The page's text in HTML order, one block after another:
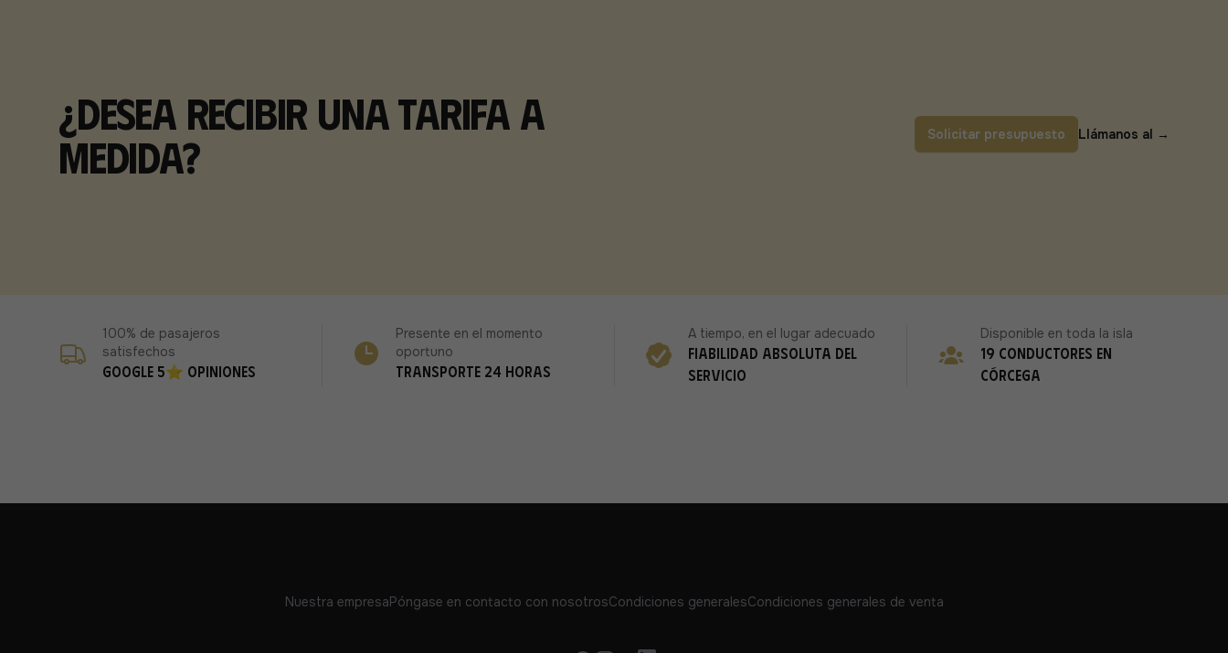
¿Desea recibir una tarifa a
medida?
Solicitar presupuesto Llámanos al →
Google 5⭐ opiniones
100% de pasajeros
satisfechos
Transporte 24 horas
Presente en el momento
oportuno
Fiabilidad absoluta del
servicio
A tiempo, en el lugar adecuado
19 conductores en
Córcega
Disponible en toda la isla
Nuestra empresaPóngase en contacto con nosotrosCondiciones generalesCondiciones generales de venta